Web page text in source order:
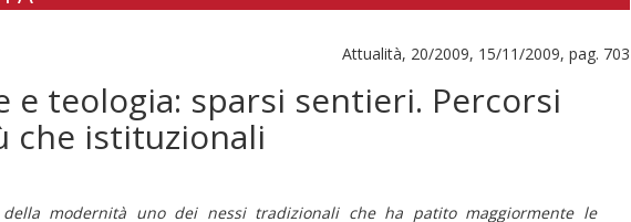
Attualità, 20/2009, 15/11/2009, pag. 703
e teologia: sparsi sentieri. Percorsi
che istituzionali
della modernità uno dei nessi tradizionali che ha patito maggiormente le